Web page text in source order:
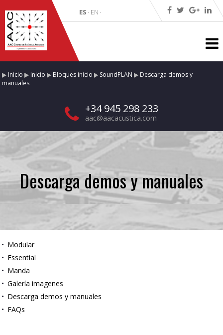
ES · EN ·
Inicio Inicio Bloques inicio SoundPLAN
Descarga demos y
manuales
+34 945 298 233
aac@aacacustica.com
Descarga demos y manuales
Modular
Essential
Manda
Galería imagenes
Descarga demos y manuales
FAQs